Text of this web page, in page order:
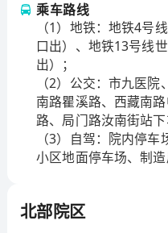
腔临床医学、整复外科、
基础医学为国家重点培
牙体牙髓科、牙周病科
科、口腔正畸科、口腔
颈外科等15个国家临床
个；上海市教委IV类“高
原学科”建设项目1项。
工程学等3个教育部211
研究中心等2个上海市临
乘车路线
（1）地铁：地铁4号
口出）、地铁13号线
出）；
（2）公交：市九医
南路瞿溪路、西藏南
路、局门路汝南街站下
（3）自驾：院内停
小区地面停车场、制造
北部院区